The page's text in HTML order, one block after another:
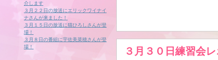
介します
３月２２日の放送にエリックワイナイ
ナさんが来ました！
３月１５日の放送に猫ひろしさんが登
場！
３月８日の番組に宇佐美菜穂さんが登
場！
３月３０日練習会